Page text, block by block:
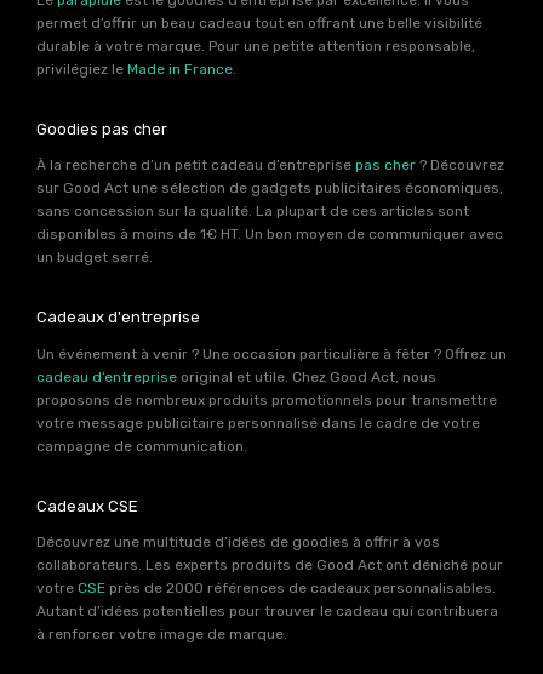
permet d’offrir un beau cadeau tout en offrant une belle visibilité
durable à votre marque. Pour une petite attention responsable,
privilégiez le Made in France.
Goodies pas cher
À la recherche d’un petit cadeau d’entreprise pas cher ? Découvrez
sur Good Act une sélection de gadgets publicitaires économiques,
sans concession sur la qualité. La plupart de ces articles sont
disponibles à moins de 1€ HT. Un bon moyen de communiquer avec
un budget serré.
Cadeaux d'entreprise
Un événement à venir ? Une occasion particulière à fêter ? Offrez un
cadeau d’entreprise original et utile. Chez Good Act, nous
proposons de nombreux produits promotionnels pour transmettre
votre message publicitaire personnalisé dans le cadre de votre
campagne de communication.
Cadeaux CSE
Découvrez une multitude d’idées de goodies à offrir à vos
collaborateurs. Les experts produits de Good Act ont déniché pour
votre CSE près de 2000 références de cadeaux personnalisables.
Autant d’idées potentielles pour trouver le cadeau qui contribuera
à renforcer votre image de marque.